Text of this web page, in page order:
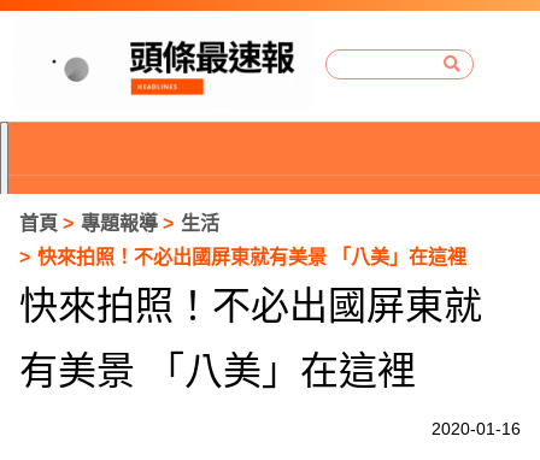
首頁 專題報導
生活
快來拍照！不必出國屏東就有美景 「八美」在這裡
快來拍照！不必出國屏東就
有美景 「八美」在這裡
2020-01-16